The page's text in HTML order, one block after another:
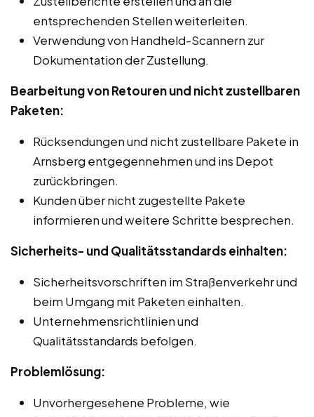
entsprechenden Stellen weiterleiten.
Verwendung von Handheld-Scannern zur
Dokumentation der Zustellung.
Bearbeitung von Retouren und nicht zustellbaren
Paketen:
Rücksendungen und nicht zustellbare Pakete in
Arnsberg entgegennehmen und ins Depot
zurückbringen.
Kunden über nicht zugestellte Pakete
informieren und weitere Schritte besprechen.
Sicherheits- und Qualitätsstandards einhalten:
Sicherheitsvorschriften im Straßenverkehr und
beim Umgang mit Paketen einhalten.
Unternehmensrichtlinien und
Qualitätsstandards befolgen.
Problemlösung:
Unvorhergesehene Probleme, wie